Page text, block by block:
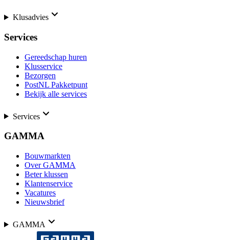
Klusadvies
Services
Gereedschap huren
Klusservice
Bezorgen
PostNL Pakketpunt
Bekijk alle services
Services
GAMMA
Bouwmarkten
Over GAMMA
Beter klussen
Klantenservice
Vacatures
Nieuwsbrief
GAMMA